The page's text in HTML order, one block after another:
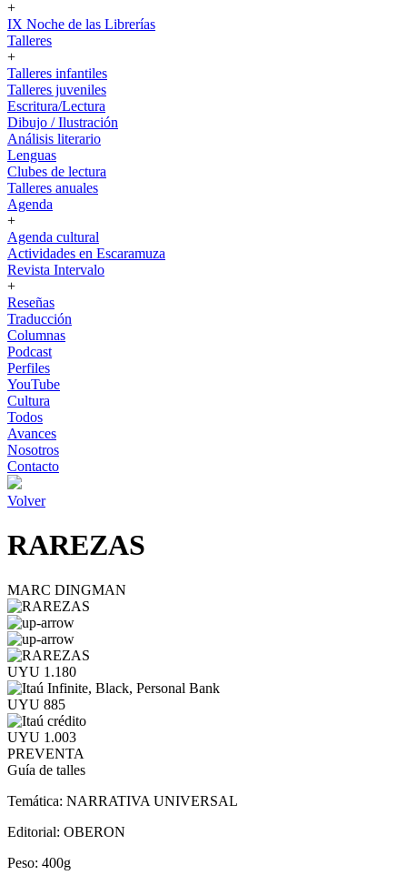
+
IX Noche de las Librerías
Talleres
+
Talleres infantiles
Talleres juveniles
Escritura/Lectura
Dibujo / Ilustración
Análisis literario
Lenguas
Clubes de lectura
Talleres anuales
Agenda
+
Agenda cultural
Actividades en Escaramuza
Revista Intervalo
+
Reseñas
Traducción
Columnas
Podcast
Perfiles
YouTube
Cultura
Todos
Avances
Nosotros
Contacto
Volver
RAREZAS
MARC DINGMAN
UYU 1.180
UYU 885
UYU 1.003
PREVENTA
Guía de talles
Temática: NARRATIVA UNIVERSAL
Editorial: OBERON
Peso: 400g